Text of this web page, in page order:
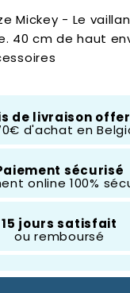
Mickey - Le
40 cm de haut
+ 30 Cm
Mickey Et
de livraison
d'achat en
sécurisé
online 100%
15 jours satisfait
ou remboursé